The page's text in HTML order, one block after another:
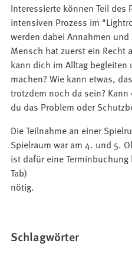
Interessierte können Teil des
intensiven Prozess im
werden dabei Annahmen
Mensch hat zuerst ein Recht
kann dich im Alltag
machen? Wie kann etwas,
trotzdem noch da sein?
du das Problem oder
Die Teilnahme an einer
Spielraum war am 4. und 5.
ist dafür eine
Tab)
nötig.
Schlagwörter